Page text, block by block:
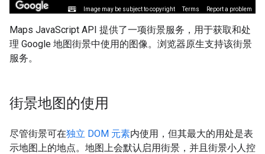
Maps JavaScript API 提供了一项街景服务，用于获取和处
理 Google 地图街景中使用的图像。浏览器原生支持该街景
服务。
街景地图的使用
尽管街景可在独立 DOM 元素内使用，但其最大的用处是表
示地图上的地点。地图上会默认启用街景，并且街景小人控